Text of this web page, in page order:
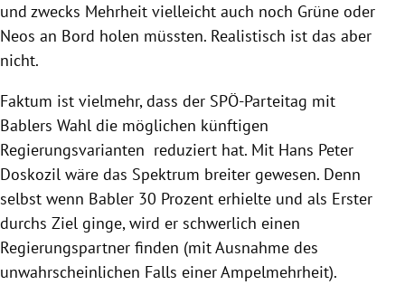
und zwecks Mehrheit vielleicht auch noch Grüne oder
Neos an Bord holen müssten. Realistisch ist das aber
nicht.
Faktum ist vielmehr, dass der SPÖ-Parteitag mit
Bablers Wahl die möglichen künftigen
Regierungsvarianten reduziert hat. Mit Hans Peter
Doskozil wäre das Spektrum breiter gewesen. Denn
selbst wenn Babler 30 Prozent erhielte und als Erster
durchs Ziel ginge, wird er schwerlich einen
Regierungspartner finden (mit Ausnahme des
unwahrscheinlichen Falls einer Ampelmehrheit).